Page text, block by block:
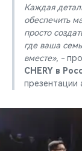
Каждая
обеспечить
просто
где ваша
вместе», -
CHERY в
презентации